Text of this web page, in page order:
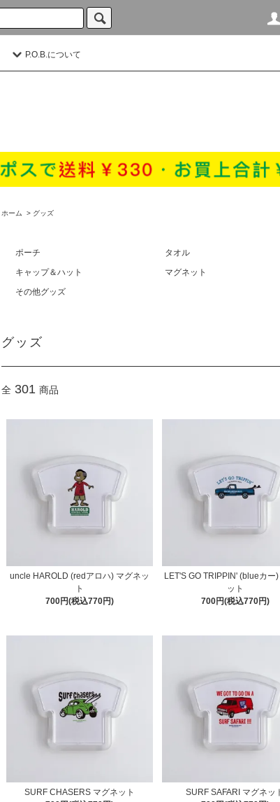
P.O.B.について
ホーム > グッズ
ポーチ タオル
キャップ＆ハット
マグネット
その他グッズ
グッズ
全 301 商品
uncle HAROLD (redアロハ) マグネッ
ト
700円(税込770円)
LET'S GO TRIPPIN' (blueカー
ット
700円(税込770円)
SURF CHASERS マグネット
SURF SAFARI マグネッ